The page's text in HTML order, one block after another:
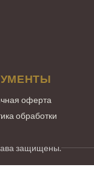
оферта
обработки
защищены.